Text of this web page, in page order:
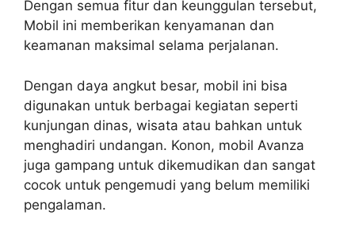
Dengan semua fitur dan keunggulan tersebut,
Mobil ini memberikan kenyamanan dan
keamanan maksimal selama perjalanan.
Dengan daya angkut besar, mobil ini bisa
digunakan untuk berbagai kegiatan seperti
kunjungan dinas, wisata atau bahkan untuk
menghadiri undangan. Konon, mobil Avanza
juga gampang untuk dikemudikan dan sangat
cocok untuk pengemudi yang belum memiliki
pengalaman.